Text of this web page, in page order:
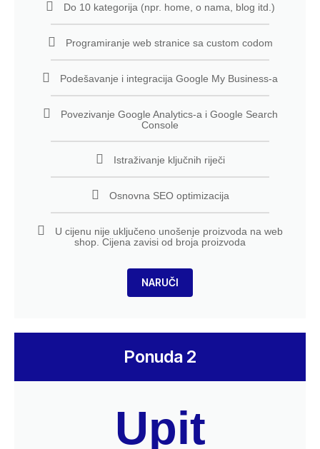
Do 10 kategorija (npr. home, o nama, blog itd.)
Programiranje web stranice sa custom codom
Podešavanje i integracija Google My Business-a
Povezivanje Google Analytics-a i Google Search
Console
Istraživanje ključnih riječi
Osnovna SEO optimizacija
U cijenu nije uključeno unošenje proizvoda na web
shop. Cijena zavisi od broja proizvoda
NARUČI
Ponuda 2
Upit